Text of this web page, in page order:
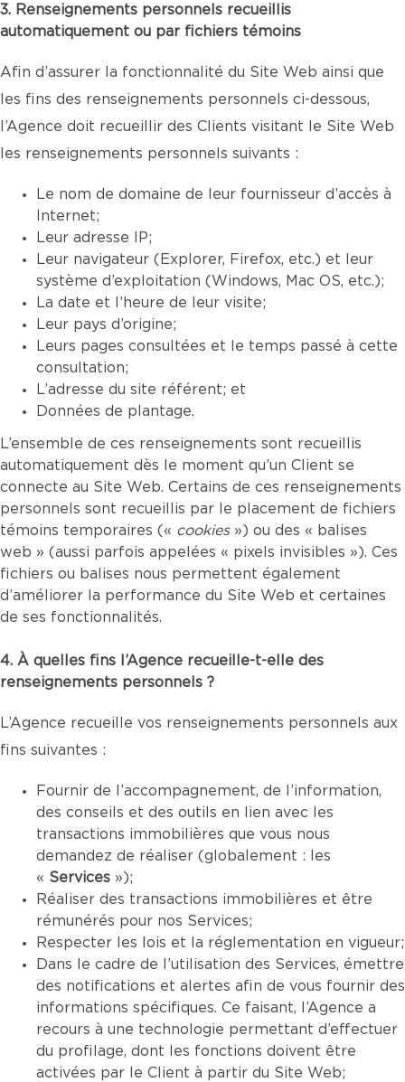
3. Renseignements personnels recueillis
automatiquement ou par fichiers témoins
Afin d’assurer la fonctionnalité du Site Web ainsi que
les fins des renseignements personnels ci-dessous,
l’Agence doit recueillir des Clients visitant le Site Web
les renseignements personnels suivants :
Le nom de domaine de leur fournisseur d’accès à
Internet;
Leur adresse IP;
Leur navigateur (Explorer, Firefox, etc.) et leur
système d’exploitation (Windows, Mac OS, etc.);
La date et l’heure de leur visite;
Leur pays d’origine;
Leurs pages consultées et le temps passé à cette
consultation;
L’adresse du site référent; et
Données de plantage.
L’ensemble de ces renseignements sont recueillis
automatiquement dès le moment qu’un Client se
connecte au Site Web. Certains de ces renseignements
personnels sont recueillis par le placement de fichiers
témoins temporaires (« cookies») ou des « balises
web » (aussi parfois appelées « pixels invisibles »). Ces
fichiers ou balises nous permettent également
d’améliorer la performance du Site Web et certaines
de ses fonctionnalités.
4. À quelles fins l’Agence recueille-t-elle des
renseignements personnels ?
L’Agence recueille vos renseignements personnels aux
fins suivantes :
Fournir de l’accompagnement, de l’information,
des conseils et des outils en lien avec les
transactions immobilières que vous nous
demandez de réaliser (globalement : les
« Services »);
Réaliser des transactions immobilières et être
rémunérés pour nos Services;
Respecter les lois et la réglementation en vigueur;
Dans le cadre de l’utilisation des Services, émettre
des notifications et alertes afin de vous fournir des
informations spécifiques. Ce faisant, l’Agence a
recours à une technologie permettant d’effectuer
du profilage, dont les fonctions doivent être
activées par le Client à partir du Site Web;